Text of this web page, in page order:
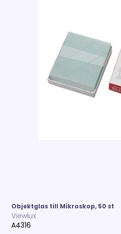
Objektglas till Mikroskop, 50 st
Viewlux
A4316